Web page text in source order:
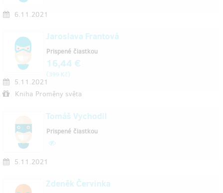
6.11.2021
Jaroslava Frantová
5.11.2021
Kniha Proměny světa
Prispené čiastkou
16,44 €
(399 Kč)
Tomáš Vychodil
5.11.2021
Prispené čiastkou
Zdeněk Červinka